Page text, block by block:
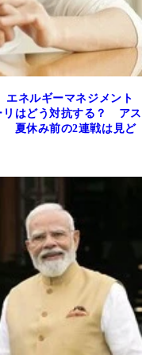
エネルギーマネジメント
リはどう対抗する？ アス
夏休み前の2連戦は見ど